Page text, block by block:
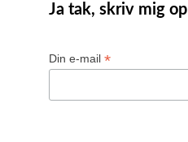
Ja tak, skriv mig op
Din e-mail *